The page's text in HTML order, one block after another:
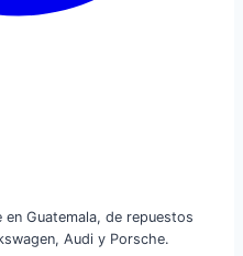
Guatemala, de repuestos
Audi y Porsche.